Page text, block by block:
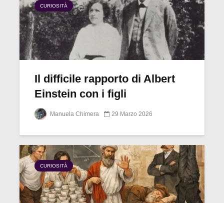
CURIOSITÀ
Il difficile rapporto di Albert
Einstein con i figli
Manuela Chimera 29 Marzo 2026
CURIOSITÀ